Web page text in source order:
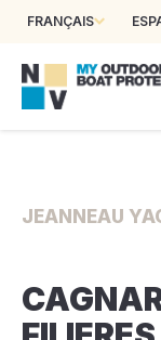
FRANÇAIS
JEANNEAU